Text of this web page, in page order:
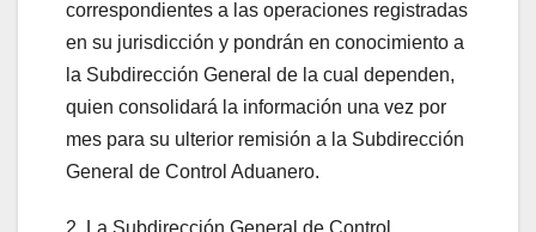
correspondientes a las operaciones registradas
en su jurisdicción y pondrán en conocimiento a
la Subdirección General de la cual dependen,
quien consolidará la información una vez por
mes para su ulterior remisión a la Subdirección
General de Control Aduanero.